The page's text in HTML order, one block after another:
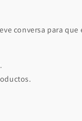
conversa para